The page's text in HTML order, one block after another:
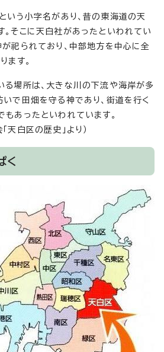
いう小字名があり、昔の東海道の天
。そこに天白社があったといわれてい
祀られており、中部地方を中心に全
ます。
る場所は、大きな川の下流や海岸が多
で田畑を守る神であり、街道を行く
あったといわれています。
天白区の歴史」より）
く